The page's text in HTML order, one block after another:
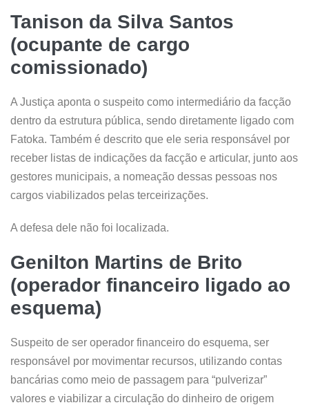
Tanison da Silva Santos
(ocupante de cargo
comissionado)
A Justiça aponta o suspeito como intermediário da facção
dentro da estrutura pública, sendo diretamente ligado com
Fatoka. Também é descrito que ele seria responsável por
receber listas de indicações da facção e articular, junto aos
gestores municipais, a nomeação dessas pessoas nos
cargos viabilizados pelas terceirizações.
A defesa dele não foi localizada.
Genilton Martins de Brito
(operador financeiro ligado ao
esquema)
Suspeito de ser operador financeiro do esquema, ser
responsável por movimentar recursos, utilizando contas
bancárias como meio de passagem para “pulverizar”
valores e viabilizar a circulação do dinheiro de origem